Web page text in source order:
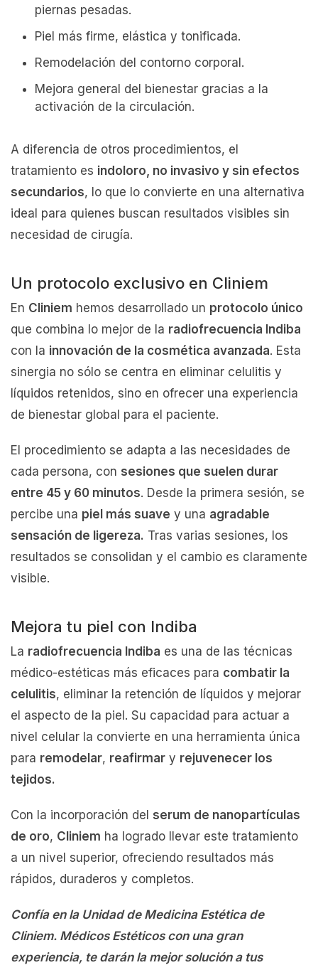
piernas pesadas.
Piel más firme, elástica y tonificada.
Remodelación del contorno corporal.
Mejora general del bienestar gracias a la
activación de la circulación.
A diferencia de otros procedimientos, el
tratamiento es indoloro, no invasivo y sin efectos
secundarios, lo que lo convierte en una alternativa
ideal para quienes buscan resultados visibles sin
necesidad de cirugía.
Un protocolo exclusivo en Cliniem
En Cliniem hemos desarrollado un protocolo único
que combina lo mejor de la radiofrecuencia Indiba
con la innovación de la cosmética avanzada. Esta
sinergia no sólo se centra en eliminar celulitis y
líquidos retenidos, sino en ofrecer una experiencia
de bienestar global para el paciente.
El procedimiento se adapta a las necesidades de
cada persona, con sesiones que suelen durar
entre 45 y 60 minutos. Desde la primera sesión, se
percibe una piel más suave y una agradable
sensación de ligereza. Tras varias sesiones, los
resultados se consolidan y el cambio es claramente
visible.
Mejora tu piel con Indiba
La radiofrecuencia Indiba es una de las técnicas
médico-estéticas más eficaces para combatir la
celulitis, eliminar la retención de líquidos y mejorar
el aspecto de la piel. Su capacidad para actuar a
nivel celular la convierte en una herramienta única
para remodelar, reafirmar y rejuvenecer los
tejidos.
Con la incorporación del serum de nanopartículas
de oro, Cliniem ha logrado llevar este tratamiento
a un nivel superior, ofreciendo resultados más
rápidos, duraderos y completos.
Confía en la Unidad de Medicina Estética de
Cliniem. Médicos Estéticos con una gran
experiencia, te darán la mejor solución a tus